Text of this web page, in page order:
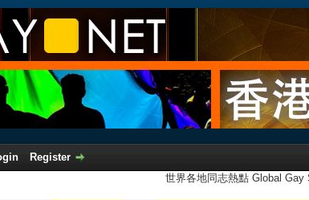
Register
世界各地同志熱點 Global